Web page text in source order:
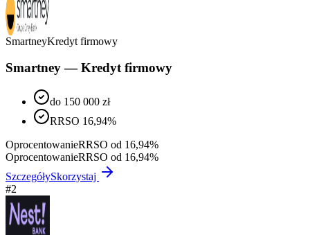
SmartneyKredyt firmowy
Smartney — Kredyt firmowy
do 150 000 zł
RRSO 16,94%
OprocentowanieRRSO od 16,94%
OprocentowanieRRSO od 16,94%
SzczegółySkorzystaj
#2